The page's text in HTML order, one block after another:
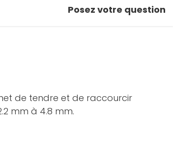
Posez votre question
de tendre et de raccourcir
mm à 4.8 mm.